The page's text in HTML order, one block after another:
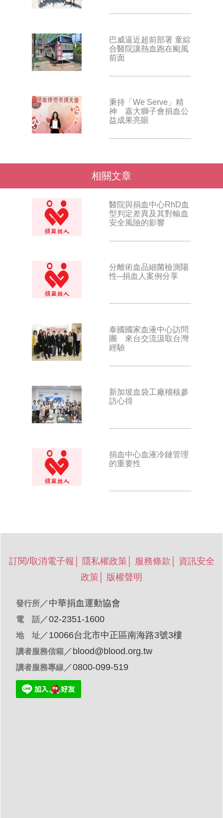
巴威逼近超前部署 童綜
合醫院讓熱血跑在颱風
前面
秉持「We Serve」精
神 嘉大獅子會捐血公
益成果亮眼
相關文章
醫院與捐血中心RhD血
型判定差異及其對輸血
安全風險的影響
分離術血品細菌檢測陽
性─捐血人案例分享
泰國國家血液中心訪問
團 來台交流汲取台灣
經驗
新加坡血袋工廠稽核參
訪心得
捐血中心血液冷鏈管理
的重要性
訂閱/取消電子報 隱私權政策 服務條款
資訊安全
政策
版權聲明
發行所 ／ 中華捐血運動協會
電 話 ／02-2351-1600
地 址 ／10066台北市中正區南海路3號3樓
讀者服務信箱 ／ blood@blood.org.tw
讀者服務專線 ／0800-099-519